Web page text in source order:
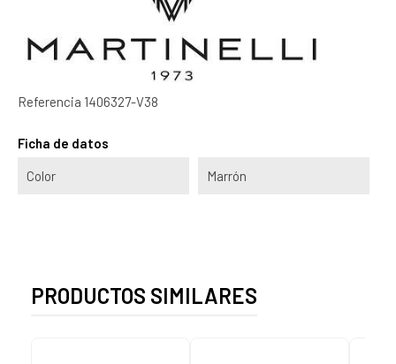
Referencia 1406327-V38
Ficha de datos
Color Marrón
PRODUCTOS SIMILARES